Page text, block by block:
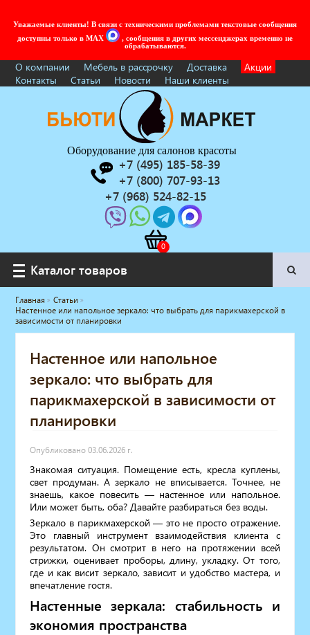
Уважаемые клиенты! В связи с техническими проблемами текстовые сообщения
доступны только в MAX
, сообщения в других мессенджерах временно не
обрабатываются.
О компании Мебель в рассрочку Доставка
Акции
Контакты
Статьи Новости Наши клиенты
Оборудование для салонов красоты
+7 (495) 185-58-39
+7 (800) 707-93-13
+7 (968) 524-82-15
Каталог товаров
Каталог товаров
Услуги под ключ
Мебель для барбершопа
Оборудование с регистрационным
Парикмахерское оборудование
Косметологическое оборудование
Маникюрное оборудование
Массажное и SPA оборудование
Стерилизаторы
Оборудование для барбершопа
Оборудование для визажистов
Оборудование для нейл-бара
Мебель для холла
Солярии
Коллагенарий
Депиляция
Доставка за один день
Главная
Статьи
Настенное или напольное зеркало: что выбрать для парикмахерской в
зависимости от планировки
Настенное или напольное
зеркало: что выбрать для
парикмахерской в зависимости от
планировки
Опубликовано 03.06.2026 г.
Знакомая ситуация. Помещение есть, кресла куплены,
свет продуман. А зеркало не вписывается. Точнее, не
знаешь, какое повесить — настенное или напольное.
Или может быть, оба? Давайте разбираться без воды.
Зеркало в парикмахерской — это не просто отражение.
Это главный инструмент взаимодействия клиента с
результатом. Он смотрит в него на протяжении всей
стрижки, оценивает проборы, длину, укладку. От того,
где и как висит зеркало, зависит и удобство мастера, и
впечатление гостя.
Настенные зеркала: стабильность и
экономия пространства